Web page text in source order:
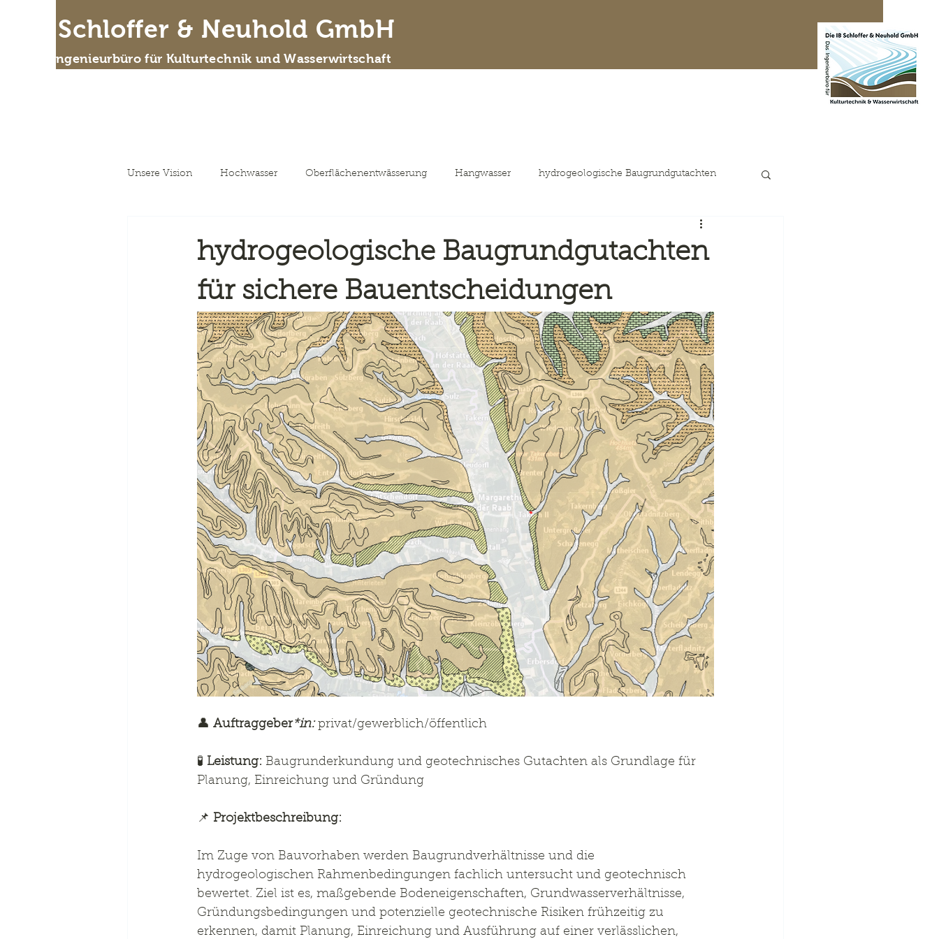
IB Schloffer & Neuhold GmbH
Das Ingenieurbüro für Kulturtechnik und Wasserwirtschaft
Unsere Vision Hochwasser Oberflächenentwässerung Hangwasser hydrogeologische Baugrundgutachten
hydrogeologische Baugrundgutachten
für sichere Bauentscheidungen
👤 Auftraggeber*in: privat/gewerblich/öffentlich
🧪 Leistung: Baugrunderkundung und geotechnisches Gutachten als Grundlage für
Planung, Einreichung und Gründung
📌 Projektbeschreibung:
Im Zuge von Bauvorhaben werden Baugrundverhältnisse und die
hydrogeologischen Rahmenbedingungen fachlich untersucht und geotechnisch
bewertet. Ziel ist es, maßgebende Bodeneigenschaften, Grundwasserverhältnisse,
Gründungsbedingungen und potenzielle geotechnische Risiken frühzeitig zu
erkennen, damit Planung, Einreichung und Ausführung auf einer verlässlichen,